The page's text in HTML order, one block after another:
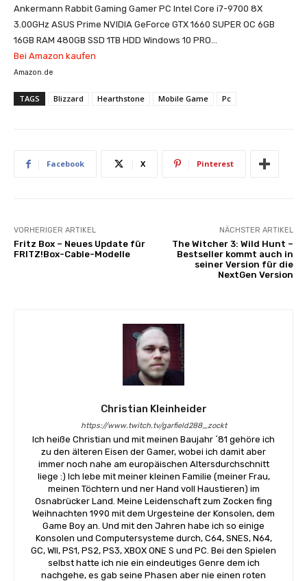
Ankermann Rabbit Gaming Gamer PC Intel Core i7-9700 8X
3.00GHz ASUS Prime NVIDIA GeForce GTX 1660 SUPER OC 6GB
16GB RAM 480GB SSD 1TB HDD Windows 10 PRO...
Bei Amazon kaufen
Amazon.de
TAGS Blizzard Hearthstone Mobile Game Pc
Facebook X Pinterest
VORHERIGER ARTIKEL
Fritz Box – Neues Update für
FRITZ!Box-Cable-Modelle
NÄCHSTER ARTIKEL
The Witcher 3: Wild Hunt –
Bestseller kommt auch in
seiner Version für die
NextGen Version
Christian Kleinheider
https://www.twitch.tv/garfield288_zockt
Ich heiße Christian und mit meinen Baujahr ´81 gehöre ich
zu den älteren Eisen der Gamer, wobei ich damit aber
immer noch nahe am europäischen Altersdurchschnitt
liege :) Ich lebe mit meiner kleinen Familie (meiner Frau,
meinen Töchtern und ner Hand voll Haustieren) im
Osnabrücker Land. Meine Leidenschaft zum Zocken fing
Weihnachten 1990 mit dem Urgesteine der Konsolen, dem
Game Boy an. Und mit den Jahren habe ich so einige
Konsolen und Computersysteme durch, C64, SNES, N64,
GC, WII, PS1, PS2, PS3, XBOX ONE S und PC. Bei den Spielen
selbst hatte ich nie ein eindeutiges Genre dem ich
nachgehe, es gab seine Phasen aber nie einen roten